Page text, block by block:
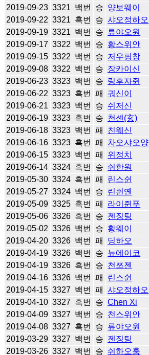
2019-09-23 3321 백번 승 양보웨이
2019-09-22 3321 흑번 승 샤오정하오
2019-09-19 3321 백번 승 류야오원
2019-09-17 3322 백번 승 황스위안
2019-09-15 3322 백번 승 저우핑창
2019-09-08 3322 백번 승 장카이신
2019-06-23 3323 백번 승 링후자쥔
2019-06-22 3323 흑번 패 궈신이
2019-06-21 3323 백번 승 쉬저신
2019-06-19 3323 흑번 승 천셴(玄)
2019-06-18 3323 백번 패 친웨신
2019-06-16 3323 흑번 패 차오샤오양
2019-06-15 3323 백번 패 위정치
2019-06-14 3324 흑번 승 쉬한원
2019-05-30 3324 흑번 패 린스쉰
2019-05-27 3324 백번 승 린쥔옌
2019-05-09 3325 흑번 패 라이쥔푸
2019-05-06 3326 흑번 승 젠징팅
2019-05-02 3326 백번 승 황웨이
2019-04-20 3326 백번 패 딩하오
2019-04-19 3326 백번 승 뉴에이코
2019-04-19 3326 흑번 승 천쯔젠
2019-04-16 3326 백번 패 린스쉰
2019-04-15 3327 백번 패 샤오정하오
2019-04-10 3327 흑번 승 Chen Xi
2019-04-09 3327 백번 승 천스위안
2019-04-08 3327 흑번 승 류야오원
2019-03-29 3327 백번 승 젠징팅
2019-03-26 3327 백번 승 쉬하오훙